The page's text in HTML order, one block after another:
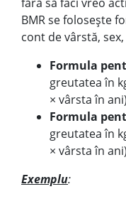
BMR se folosește
cont de vârstă,
Formula
greutatea în
× vârsta în
Formula
greutatea în
× vârsta în
Exemplu: